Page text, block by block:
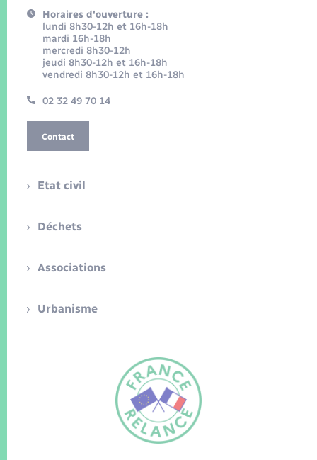
Horaires d'ouverture :
lundi 8h30-12h et 16h-18h
mardi 16h-18h
mercredi 8h30-12h
jeudi 8h30-12h et 16h-18h
vendredi 8h30-12h et 16h-18h
02 32 49 70 14
Contact
Etat civil
Déchets
Associations
Urbanisme